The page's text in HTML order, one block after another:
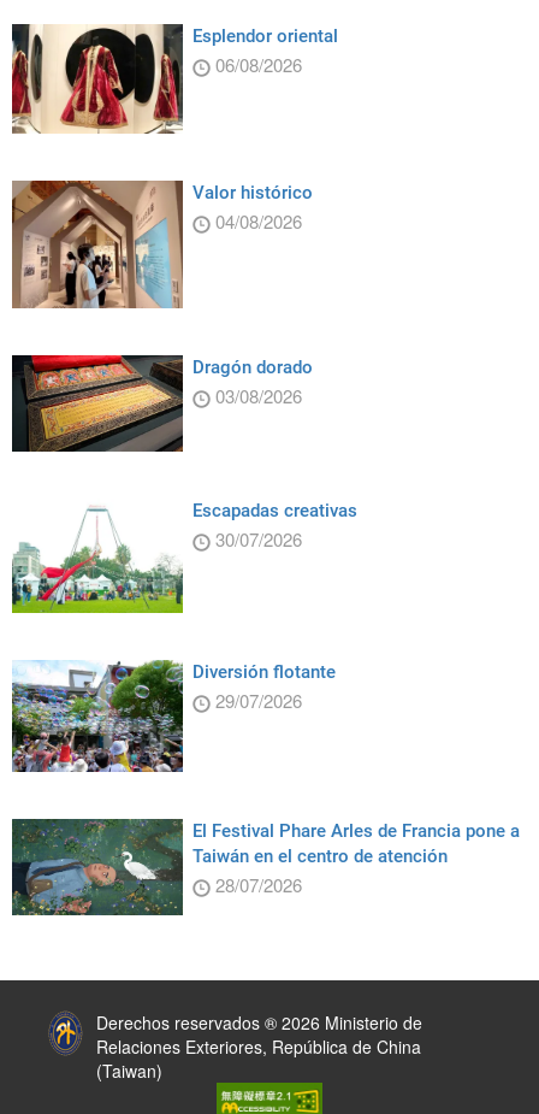
Esplendor oriental
06/08/2026
Valor histórico
04/08/2026
Dragón dorado
03/08/2026
Escapadas creativas
30/07/2026
Diversión flotante
29/07/2026
El Festival Phare Arles de Francia pone a
Taiwán en el centro de atención
28/07/2026
Derechos reservados ® 2026 Ministerio de
Relaciones Exteriores, República de China
(Taiwan)